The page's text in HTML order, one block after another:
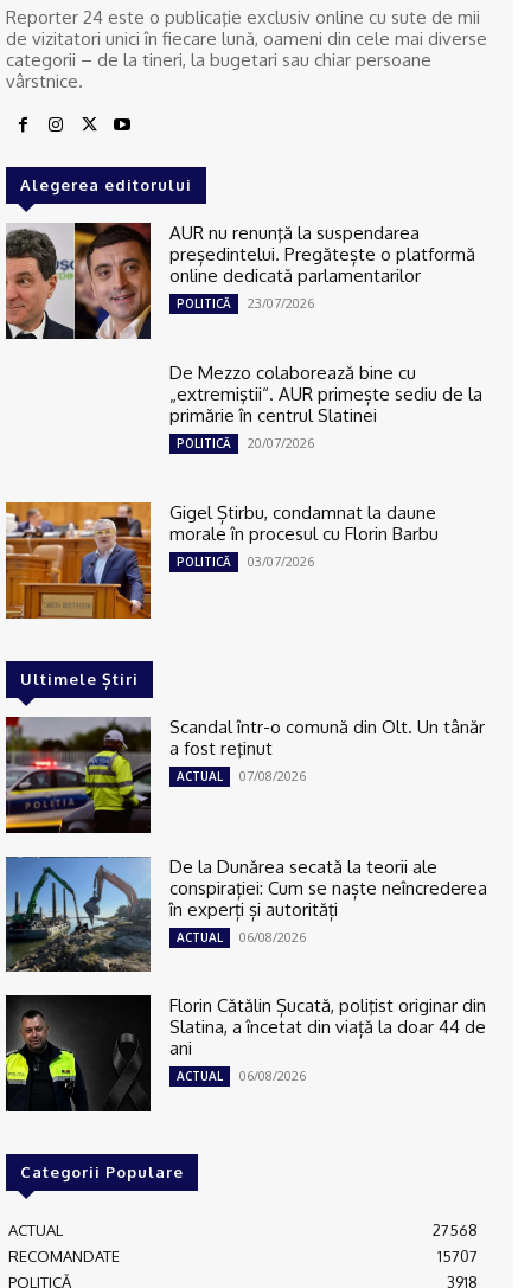
Reporter 24 este o publicaţie exclusiv online cu sute de mii
de vizitatori unici în fiecare lună, oameni din cele mai diverse
categorii – de la tineri, la bugetari sau chiar persoane
vârstnice.
Alegerea editorului
AUR nu renunţă la suspendarea
președintelui. Pregătește o platformă
online dedicată parlamentarilor
POLITICĂ 23/07/2026
De Mezzo colaborează bine cu
„extremiştii“. AUR primește sediu de la
primărie în centrul Slatinei
POLITICĂ 20/07/2026
Gigel Știrbu, condamnat la daune
morale în procesul cu Florin Barbu
POLITICĂ 03/07/2026
Ultimele Știri
Scandal într-o comună din Olt. Un tânăr
a fost reţinut
ACTUAL 07/08/2026
De la Dunărea secată la teorii ale
conspirației: Cum se naște neîncrederea
în experți și autorități
ACTUAL 06/08/2026
Florin Cătălin Șucată, poliţist originar din
Slatina, a încetat din viață la doar 44 de
ani
ACTUAL 06/08/2026
Categorii Populare
ACTUAL
27568
RECOMANDATE
15707
POLITICĂ
3918